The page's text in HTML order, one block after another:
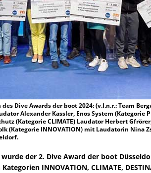
Dive Awards der boot 2024: (v.l.n.r.: Team
Alexander Kassler, Enos System (Kategorie
(Kategorie CLIMATE) Laudator Herbert
(Kategorie INNOVATION) mit Laudatorin Nina
wurde der 2. Dive Award der boot
INNOVATION, CLIMATE,